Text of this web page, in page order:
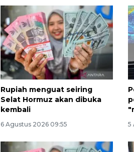
Rupiah menguat seiring
Selat Hormuz akan dibuka
kembali
6 Agustus 2026 09:55 5
Sama
22 Juni 2026